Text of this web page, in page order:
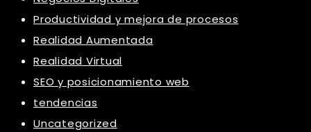
Productividad y mejora de procesos
Realidad Aumentada
Realidad Virtual
SEO y posicionamiento web
tendencias
Uncategorized